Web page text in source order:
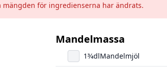
för ingredienserna har ändrats.
Mandelmassa
13/4dlMandelmjöl